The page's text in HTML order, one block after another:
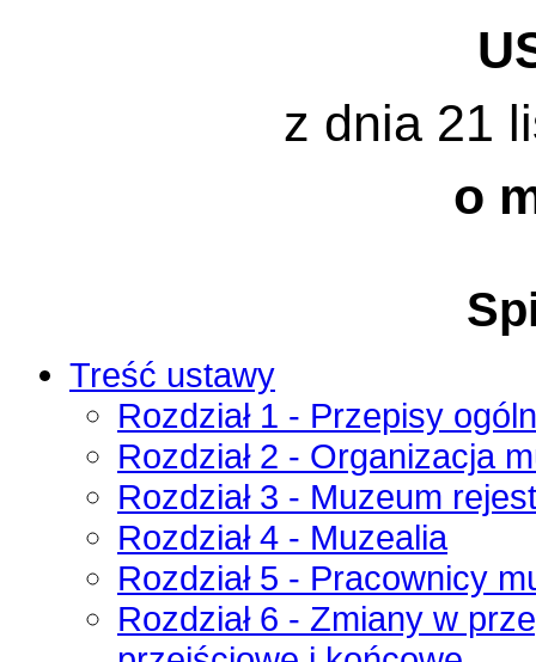
z dnia 21
o
Treść ustawy
Rozdział 1 - Przepisy
Rozdział 2 - Organizacja
Rozdział 3 - Muzeum
Rozdział 4 - Muzealia
Rozdział 5 - Pracownicy
Rozdział 6 - Zmiany w